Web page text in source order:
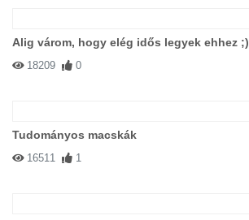
Alig várom, hogy elég idős legyek ehhez ;)
18209 0
Tudományos macskák
16511 1